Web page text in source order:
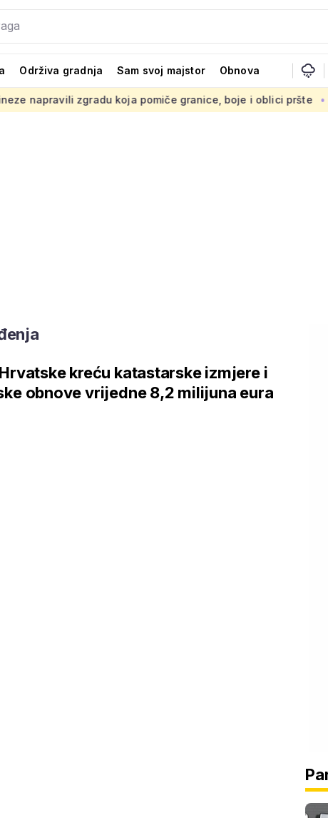
Održiva gradnja Sam svoj majstor Obnova
zgradu koja pomiče granice, boje i oblici pršte Presuda
kreću katastarske izmjere i
obnove vrijedne 8,2 milijuna eura